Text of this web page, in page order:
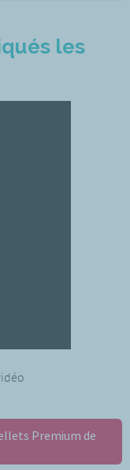
les
Premium de